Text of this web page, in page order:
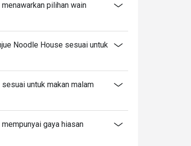
pilihan wain
Noodle House sesuai untuk
untuk makan malam
gaya hiasan